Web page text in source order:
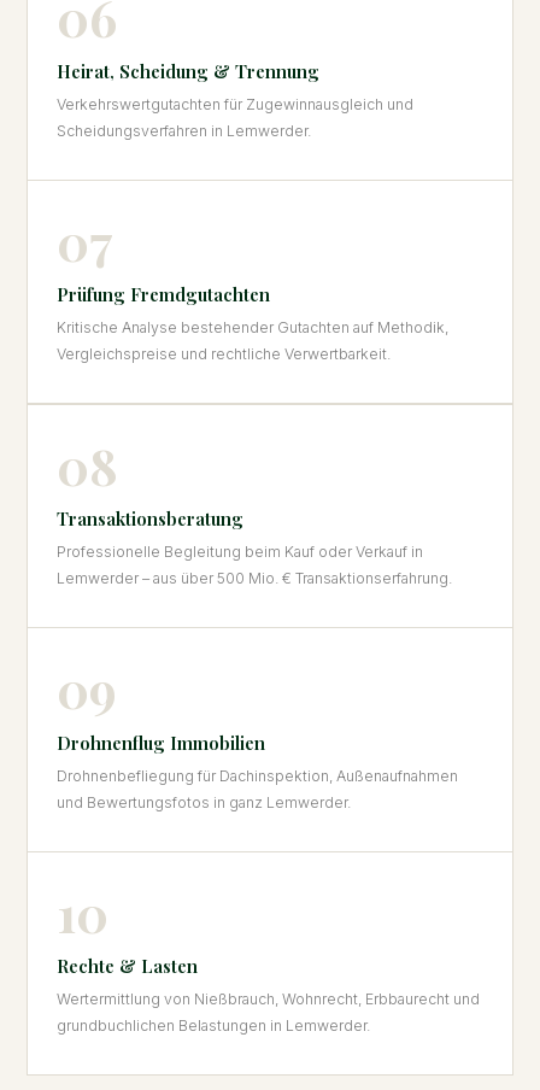
06
Heirat, Scheidung & Trennung
Verkehrswertgutachten für Zugewinnausgleich und
Scheidungsverfahren in Lemwerder.
07
Prüfung Fremdgutachten
Kritische Analyse bestehender Gutachten auf Methodik,
Vergleichspreise und rechtliche Verwertbarkeit.
08
Transaktionsberatung
Professionelle Begleitung beim Kauf oder Verkauf in
Lemwerder – aus über 500 Mio. € Transaktionserfahrung.
09
Drohnenflug Immobilien
Drohnenbefliegung für Dachinspektion, Außenaufnahmen
und Bewertungsfotos in ganz Lemwerder.
10
Rechte & Lasten
Wertermittlung von Nießbrauch, Wohnrecht, Erbbaurecht und
grundbuchlichen Belastungen in Lemwerder.